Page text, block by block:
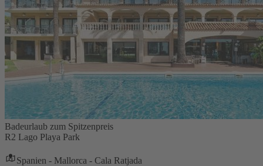
Badeurlaub zum Spitzenpreis
R2 Lago Playa Park
Spanien - Mallorca - Cala Ratjada